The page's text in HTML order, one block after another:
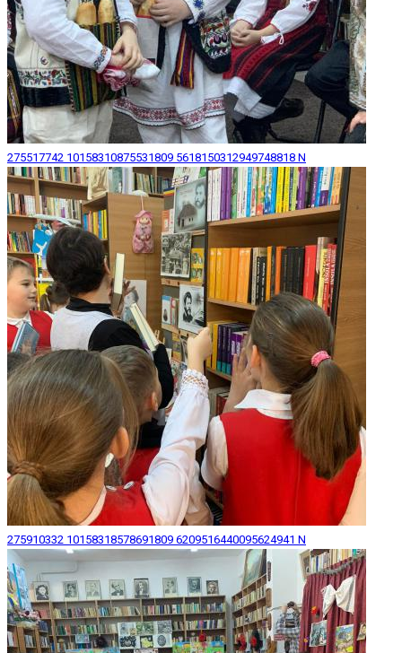
275517742 10158310875531809 5618150312949748818 N
275910332 10158318578691809 6209516440095624941 N